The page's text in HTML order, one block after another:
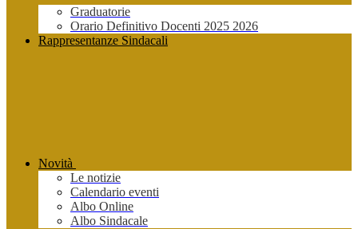
Graduatorie
Orario Definitivo Docenti 2025 2026
Rappresentanze Sindacali
Novità
Le notizie
Calendario eventi
Albo Online
Albo Sindacale